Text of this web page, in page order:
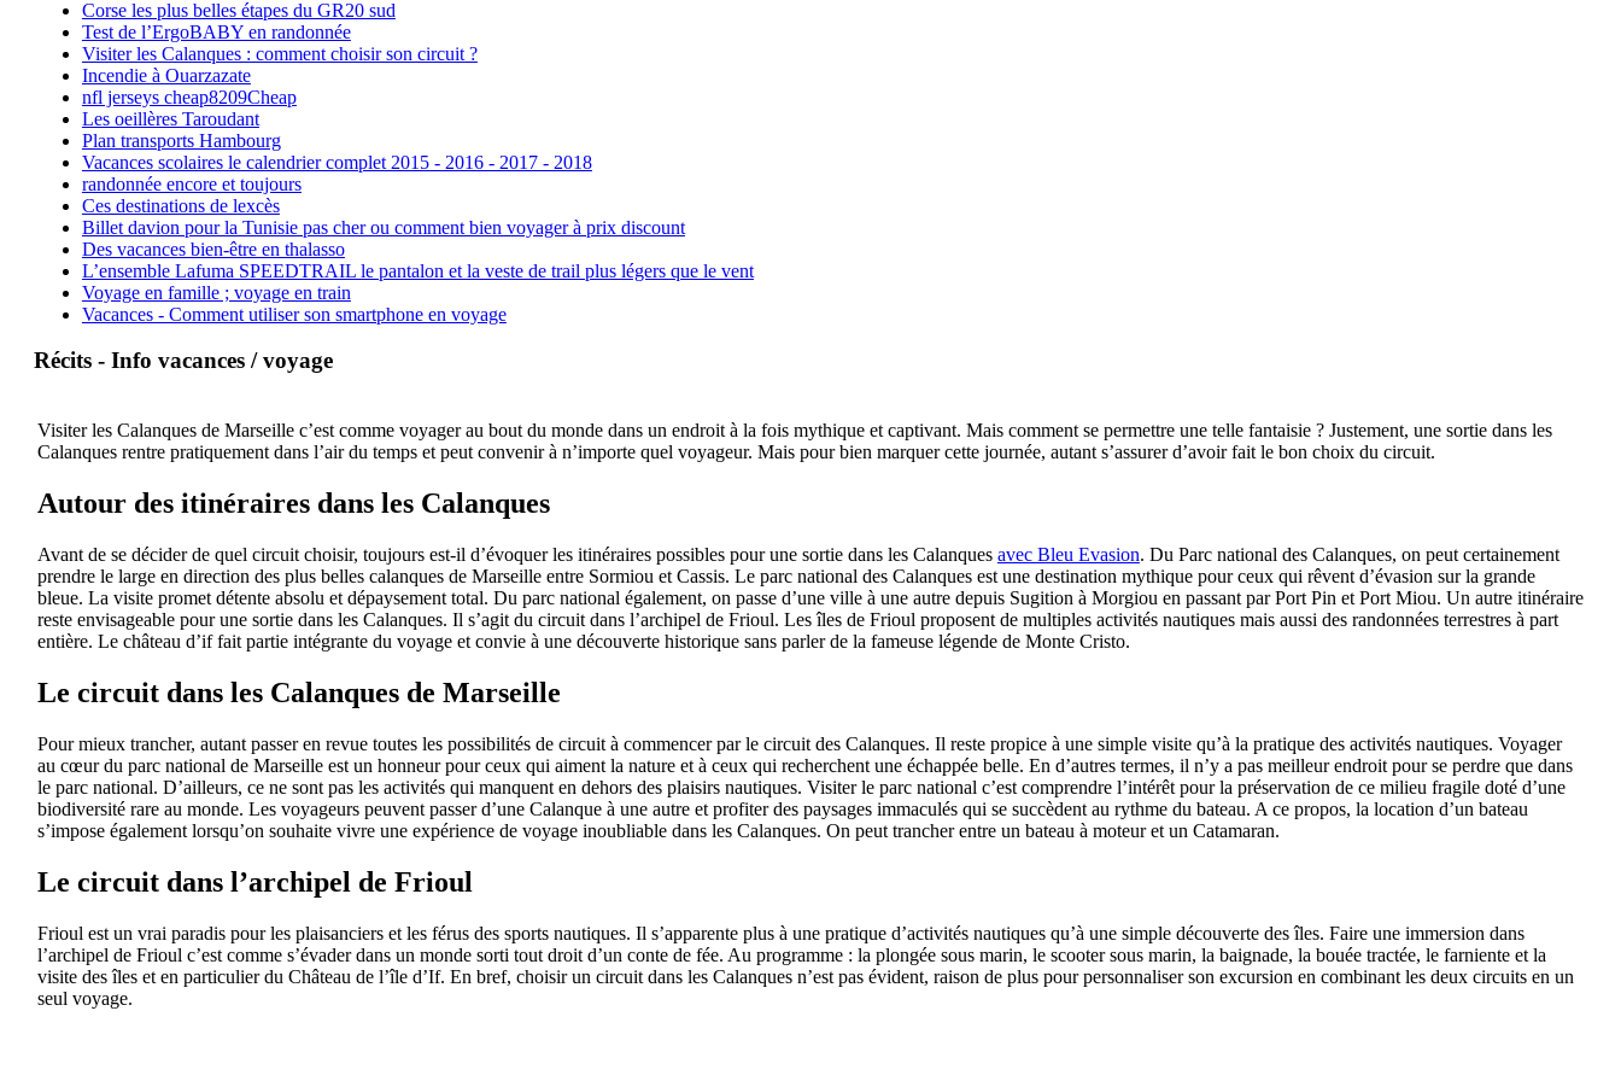
Corse les plus belles étapes du GR20 sud
Test de l’ErgoBABY en randonnée
Visiter les Calanques : comment choisir son circuit ?
Incendie à Ouarzazate
nfl jerseys cheap8209Cheap
Les oeillères Taroudant
Plan transports Hambourg
Vacances scolaires le calendrier complet 2015 - 2016 - 2017 - 2018
randonnée encore et toujours
Ces destinations de lexcès
Billet davion pour la Tunisie pas cher ou comment bien voyager à prix discount
Des vacances bien-être en thalasso
L’ensemble Lafuma SPEEDTRAIL le pantalon et la veste de trail plus légers que le vent
Voyage en famille ; voyage en train
Vacances - Comment utiliser son smartphone en voyage
Récits - Info vacances / voyage
Visiter les Calanques de Marseille c’est comme voyager au bout du monde dans un endroit à la fois mythique et captivant. Mais comment se permettre une telle fantaisie ? Justement, une sortie dans les
Calanques rentre pratiquement dans l’air du temps et peut convenir à n’importe quel voyageur. Mais pour bien marquer cette journée, autant s’assurer d’avoir fait le bon choix du circuit.
Autour des itinéraires dans les Calanques
Avant de se décider de quel circuit choisir, toujours est-il d’évoquer les itinéraires possibles pour une sortie dans les Calanques avec Bleu Evasion. Du Parc national des Calanques, on peut certainement
prendre le large en direction des plus belles calanques de Marseille entre Sormiou et Cassis. Le parc national des Calanques est une destination mythique pour ceux qui rêvent d’évasion sur la grande
bleue. La visite promet détente absolu et dépaysement total. Du parc national également, on passe d’une ville à une autre depuis Sugition à Morgiou en passant par Port Pin et Port Miou. Un autre itinéraire
reste envisageable pour une sortie dans les Calanques. Il s’agit du circuit dans l’archipel de Frioul. Les îles de Frioul proposent de multiples activités nautiques mais aussi des randonnées terrestres à part
entière. Le château d’if fait partie intégrante du voyage et convie à une découverte historique sans parler de la fameuse légende de Monte Cristo.
Le circuit dans les Calanques de Marseille
Pour mieux trancher, autant passer en revue toutes les possibilités de circuit à commencer par le circuit des Calanques. Il reste propice à une simple visite qu’à la pratique des activités nautiques. Voyager
au cœur du parc national de Marseille est un honneur pour ceux qui aiment la nature et à ceux qui recherchent une échappée belle. En d’autres termes, il n’y a pas meilleur endroit pour se perdre que dans
le parc national. D’ailleurs, ce ne sont pas les activités qui manquent en dehors des plaisirs nautiques. Visiter le parc national c’est comprendre l’intérêt pour la préservation de ce milieu fragile doté d’une
biodiversité rare au monde. Les voyageurs peuvent passer d’une Calanque à une autre et profiter des paysages immaculés qui se succèdent au rythme du bateau. A ce propos, la location d’un bateau
s’impose également lorsqu’on souhaite vivre une expérience de voyage inoubliable dans les Calanques. On peut trancher entre un bateau à moteur et un Catamaran.
Le circuit dans l’archipel de Frioul
Frioul est un vrai paradis pour les plaisanciers et les férus des sports nautiques. Il s’apparente plus à une pratique d’activités nautiques qu’à une simple découverte des îles. Faire une immersion dans
l’archipel de Frioul c’est comme s’évader dans un monde sorti tout droit d’un conte de fée. Au programme : la plongée sous marin, le scooter sous marin, la baignade, la bouée tractée, le farniente et la
visite des îles et en particulier du Château de l’île d’If. En bref, choisir un circuit dans les Calanques n’est pas évident, raison de plus pour personnaliser son excursion en combinant les deux circuits en un
seul voyage.